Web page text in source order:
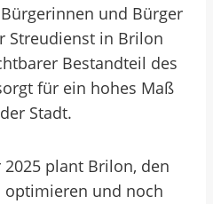
und Bürger
Streudienst in Brilon
Bestandteil des
für ein hohes Maß
Stadt.
plant Brilon, den
optimieren und noch